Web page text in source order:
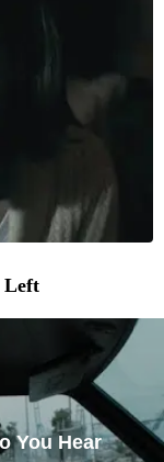
Left
You Hear